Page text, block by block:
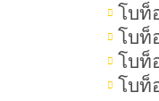
โบท็
โบท็
โบท็
โบท็
คอลลาเจนคือ
สำคัญของร่างก